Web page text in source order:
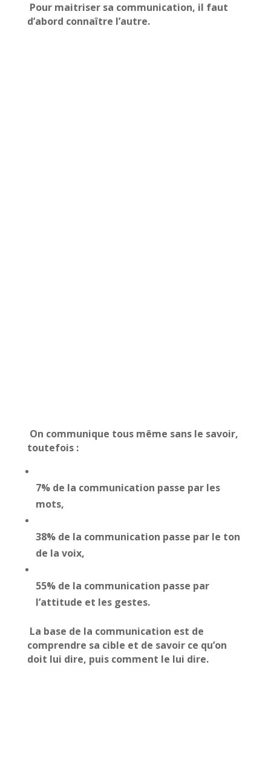
Pour maitriser sa communication, il faut
d’abord connaître l’autre.
On communique tous même sans le savoir,
toutefois :
7% de la communication passe par les
mots,
38% de la communication passe par le ton
de la voix,
55% de la communication passe par
l’attitude et les gestes.
La base de la communication est de
comprendre sa cible et de savoir ce qu’on
doit lui dire, puis comment le lui dire.